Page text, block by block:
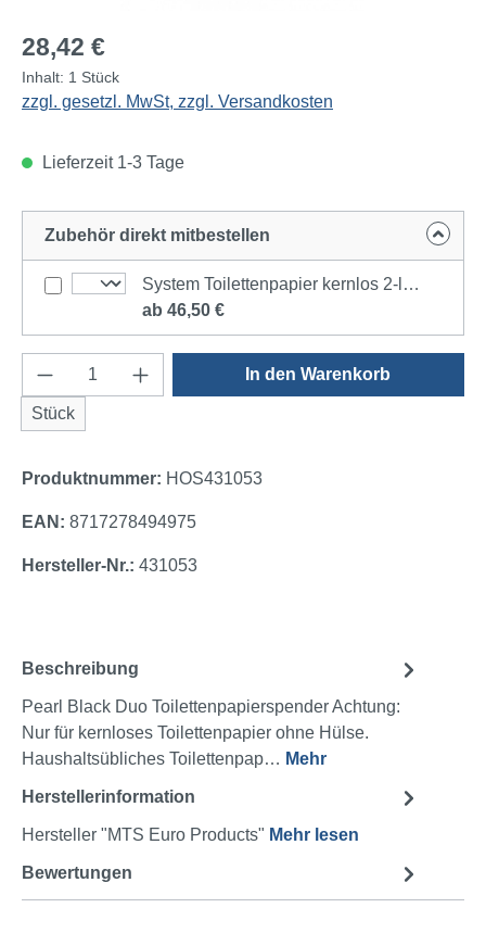
Regulärer Preis:
28,42 €
Inhalt: 1 Stück
zzgl. gesetzl. MwSt, zzgl. Versandkosten
Lieferzeit 1-3 Tage
Zubehör direkt mitbestellen
System Toilettenpapier kernlos 2-lagig | VE= 36 Rollen a 900 Blatt
ab 46,50 €
Produkt Anzahl: Gib den gewünschten
Stück
In den Warenkorb
Produktnummer: HOS431053
EAN: 8717278494975
Hersteller-Nr.: 431053
Beschreibung
Pearl Black Duo Toilettenpapierspender Achtung:
Nur für kernloses Toilettenpapier ohne Hülse.
Haushaltsübliches Toilettenpap… Mehr
Herstellerinformation
Hersteller "MTS Euro Products" Mehr lesen
Bewertungen